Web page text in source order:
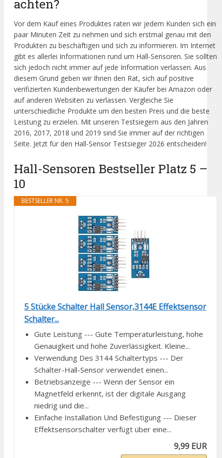
achten?
Vor dem Kauf eines Produktes raten wir jedem Kunden sich ein
paar Minuten Zeit zu nehmen und sich erstmal genau mit den
Produkten zu beschäftigen und sich zu informieren. Im Internet
gibt es allerlei Informationen rund um Hall-Sensoren. Sie sollten
sich jedoch nicht immer auf jede Information verlassen. Aus
diesem Grund geben wir Ihnen den Rat, sich auf positive
verifizierten Kundenbewertungen der Käufer bei Amazon oder
auf anderen Websiten zu verlassen. Vergleiche Sie
unterschiedliche Produkte um den besten Preis und die beste
Leistung zu erzielen. Mit unseren Testsiegern aus den Jahren
2016, 2017, 2018 und 2019 sind Sie immer auf der richtigen
Seite. Jetzt für den Hall-Sensor Testsieger 2026 entscheiden!
Hall-Sensoren Bestseller Platz 5 –
10
BESTSELLER NR. 5
5 Stücke Schalter Hall Sensor,3144E Effektsensor
Schalter...
Gute Leistung --- Gute Temperaturleistung, hohe
Genauigkeit und hohe Zuverlässigkeit. Kleine...
Verwendung Des 3144 Schaltertyps --- Der
Schalter-Hall-Sensor verwendet einen...
Betriebsanzeige --- Wenn der Sensor ein
Magnetfeld erkennt, ist der digitale Ausgang
niedrig und die...
Einfache Installation Und Befestigung --- Dieser
Effektsensorschalter verfügt über eine...
9,99 EUR